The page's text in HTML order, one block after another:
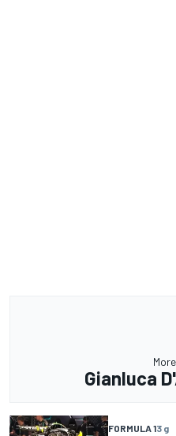
Gianluca
FORMULA 13 g